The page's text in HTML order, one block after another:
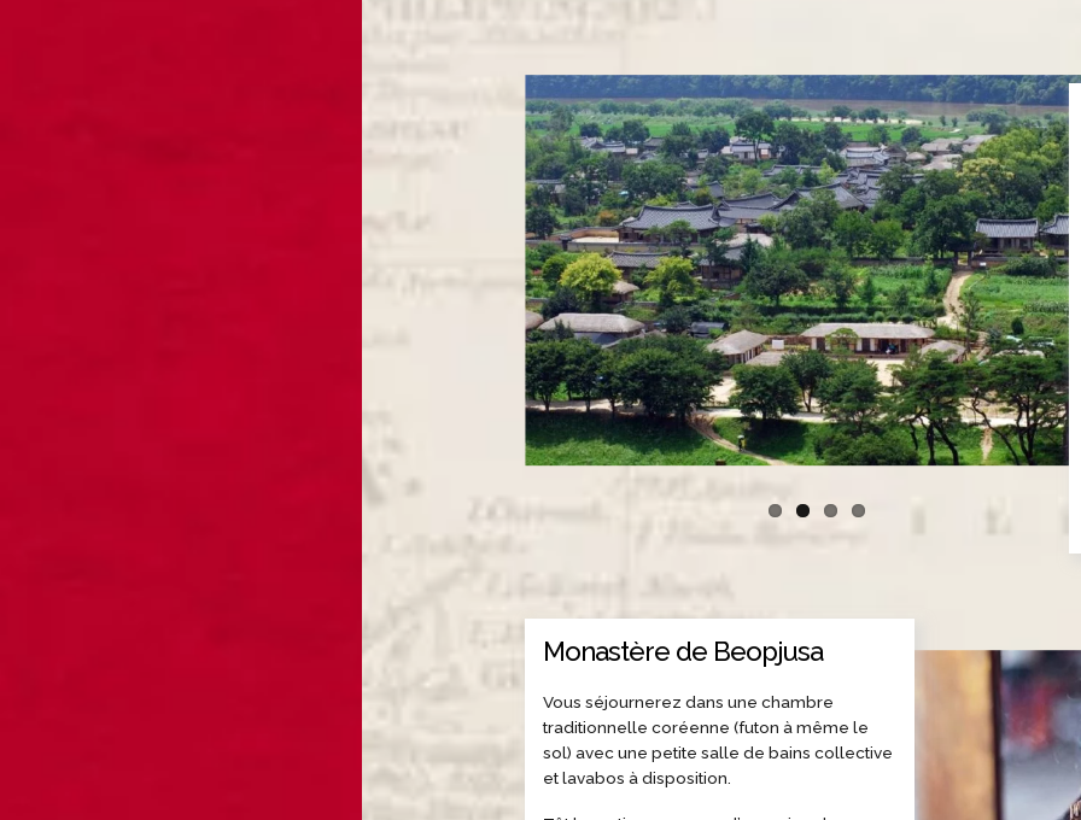
Monastère de Beopjusa
Vous séjournerez dans une chambre
traditionnelle coréenne (futon à même le
sol) avec une petite salle de bains collective
et lavabos à disposition.